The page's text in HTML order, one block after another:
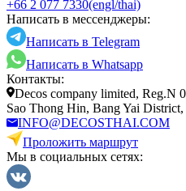
+66 2 077 7330(engl/thai)
Написать в мессенджеры:
Написать в Telegram
Написать в Whatsapp
Контакты:
Decos company limited, Reg.N
Sao Thong Hin, Bang Yai
INFO@DECOSTHAI.COM
Проложить маршрут
Мы в социальных сетях: